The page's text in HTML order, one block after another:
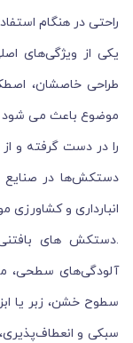
راحتی در هنگام
یکی از ویژگی‌های
طراحی خاصشان،
موضوع باعث می شود
را در دست گرفته و
دستکش‌ها در صنایع
انبارداری و کشاورزی
.دستکش های بافتنی
آلودگی‌های سطحی،
سطوح خشن، زبر یا
سبکی و